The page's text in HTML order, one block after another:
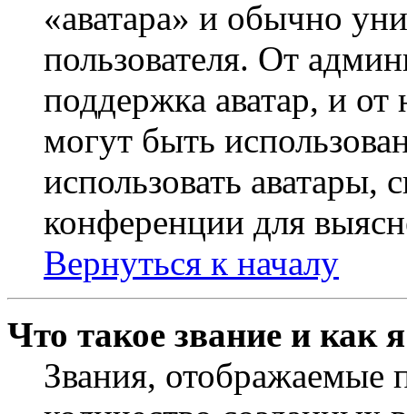
«аватара» и обычно
пользователя. От
поддержка аватар, и от
могут быть
использовать аватары,
конференции для
Вернуться к началу
Что такое звание и как
Звания,